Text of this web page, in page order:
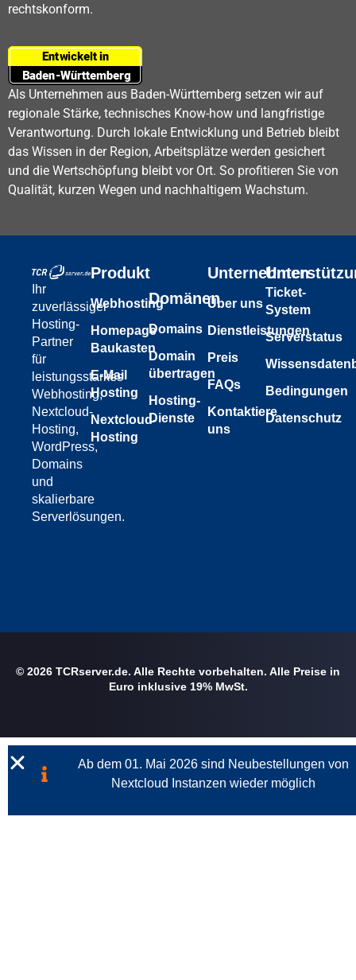
rechtskonform.
Als Unternehmen aus Baden-Württemberg setzen wir auf
regionale Stärke, technisches Know-how und langfristige
Verantwortung. Durch lokale Entwicklung und Betrieb bleibt
das Wissen in der Region, Arbeitsplätze werden gesichert
und die Wertschöpfung bleibt vor Ort. So profitieren Sie von
Qualität, kurzen Wegen und nachhaltigem Wachstum.
Ihr
zuverlässiger
Hosting-
Partner
für
leistungsstarkes
Webhosting,
Nextcloud-
Hosting,
WordPress,
Domains
und
skalierbare
Serverlösungen.
Produkt
Webhosting
Homepage
Baukasten
E-Mail
Hosting
Nextcloud-
Hosting
Domänen
Domains
Domain
übertragen
Hosting-
Dienste
Unternehmen
Über uns
Dienstleistungen
Preis
FAQs
Kontaktiere
uns
Ticket-
System
Serverstatus
Bedingungen
Datenschutz
© 2026 TCRserver.de. Alle Rechte vorbehalten. Alle Preise in
Euro inklusive 19% MwSt.
Ab dem 01. Mai 2026 sind Neubestellungen von
Nextcloud Instanzen wieder möglich